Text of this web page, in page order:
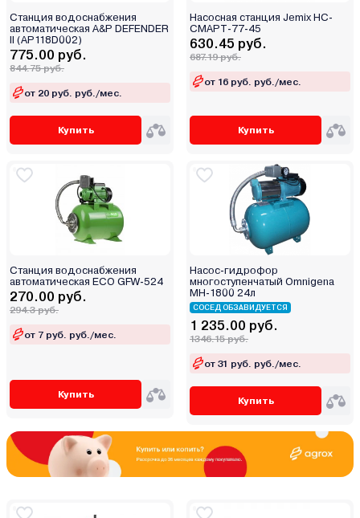
Мобил К
Мотор Сич
ОАО "Ливгидромаш"
ОАО "СЗРТ"
ОАО «Завод Промбурвод»
ООО Практик-НЦ
Победа
Практик
Ресанта
Сибртех
СибТаль
СОЮЗ
Ставр
Хозяин
Энергомаш
Энергопром
ЯSolar
Станция водоснабжения
автоматическая A&P DEFENDER
II (AP118D002)
775.00 руб.
844.75 руб.
от 20 руб. руб./мес.
Купить
Насосная станция Jemix НС-
СМАРТ-77-45
630.45 руб.
687.19 руб.
от 16 руб. руб./мес.
Купить
Станция водоснабжения
автоматическая ECO GFW-524
270.00 руб.
294.3 руб.
от 7 руб. руб./мес.
Купить
Насос-гидрофор
многоступенчатый Omnigena
MH-1800 24л
СОСЕД ОБЗАВИДУЕТСЯ
1 235.00 руб.
1346.15 руб.
от 31 руб. руб./мес.
Купить